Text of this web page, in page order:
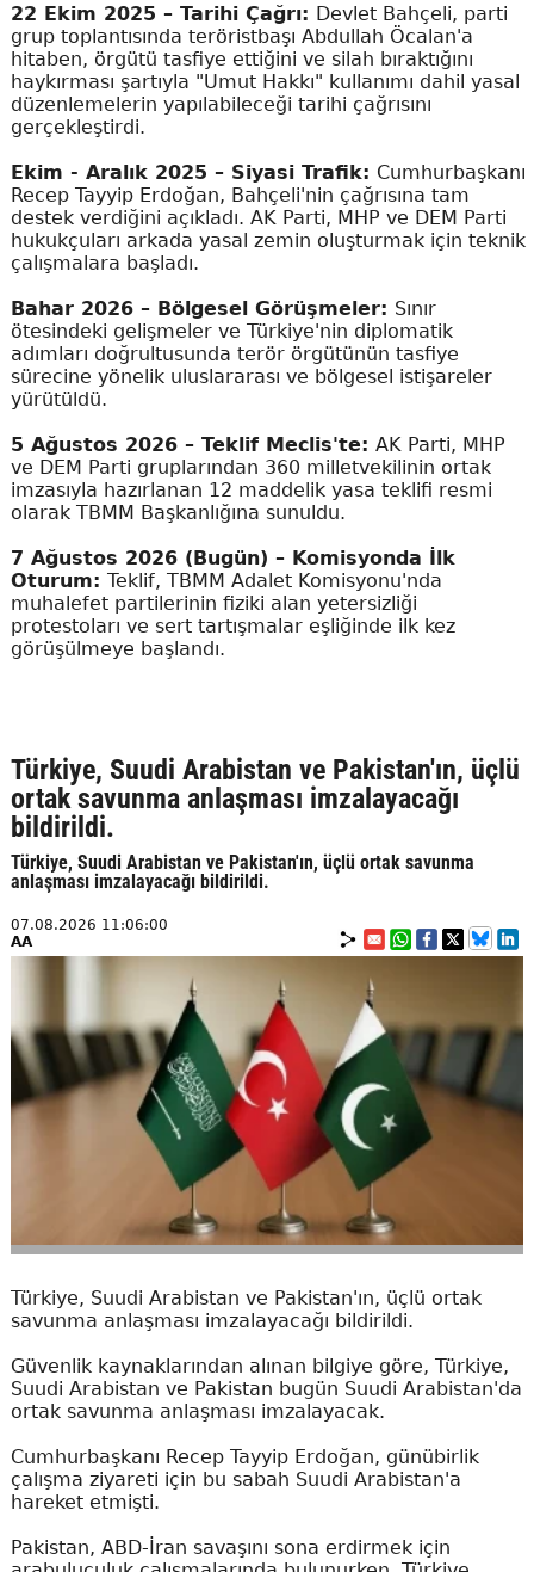
22 Ekim 2025 – Tarihi Çağrı: Devlet Bahçeli, parti
grup toplantısında teröristbaşı Abdullah Öcalan'a
hitaben, örgütü tasfiye ettiğini ve silah bıraktığını
haykırması şartıyla "Umut Hakkı" kullanımı dahil yasal
düzenlemelerin yapılabileceği tarihi çağrısını
gerçekleştirdi.
Ekim - Aralık 2025 – Siyasi Trafik: Cumhurbaşkanı
Recep Tayyip Erdoğan, Bahçeli'nin çağrısına tam
destek verdiğini açıkladı. AK Parti, MHP ve DEM Parti
hukukçuları arkada yasal zemin oluşturmak için teknik
çalışmalara başladı.
Bahar 2026 – Bölgesel Görüşmeler: Sınır
ötesindeki gelişmeler ve Türkiye'nin diplomatik
adımları doğrultusunda terör örgütünün tasfiye
sürecine yönelik uluslararası ve bölgesel istişareler
yürütüldü.
5 Ağustos 2026 – Teklif Meclis'te: AK Parti, MHP
ve DEM Parti gruplarından 360 milletvekilinin ortak
imzasıyla hazırlanan 12 maddelik yasa teklifi resmi
olarak TBMM Başkanlığına sunuldu.
7 Ağustos 2026 (Bugün) – Komisyonda İlk
Oturum: Teklif, TBMM Adalet Komisyonu'nda
muhalefet partilerinin fiziki alan yetersizliği
protestoları ve sert tartışmalar eşliğinde ilk kez
görüşülmeye başlandı.
Türkiye, Suudi Arabistan ve Pakistan'ın, üçlü
ortak savunma anlaşması imzalayacağı
bildirildi.
Türkiye, Suudi Arabistan ve Pakistan'ın, üçlü ortak savunma
anlaşması imzalayacağı bildirildi.
07.08.2026 11:06:00
AA
Türkiye, Suudi Arabistan ve Pakistan'ın, üçlü ortak
savunma anlaşması imzalayacağı bildirildi.
Güvenlik kaynaklarından alınan bilgiye göre, Türkiye,
Suudi Arabistan ve Pakistan bugün Suudi Arabistan'da
ortak savunma anlaşması imzalayacak.
Cumhurbaşkanı Recep Tayyip Erdoğan, günübirlik
çalışma ziyareti için bu sabah Suudi Arabistan'a
hareket etmişti.
Pakistan, ABD-İran savaşını sona erdirmek için